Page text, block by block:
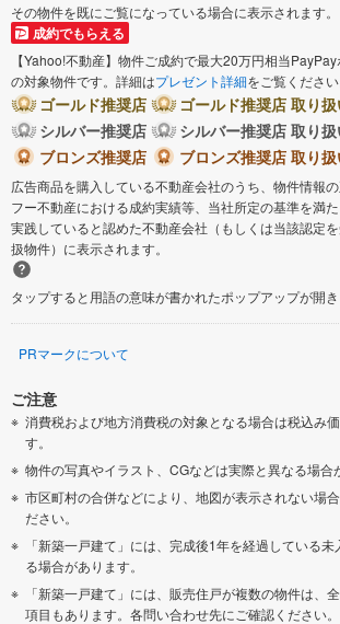
その物件を既にご覧になっている場合に表示されます。
成約でもらえる
【Yahoo!不動産】物件ご成約で最大20万円相当
の対象物件です。詳細はプレゼント詳細をご覧ください
ゴールド推奨店
ゴールド推奨店 取り
シルバー推奨店
シルバー推奨店 取り
ブロンズ推奨店
ブロンズ推奨店 取り
広告商品を購入している不動産会社のうち、物件情報
フー不動産における成約実績等、当社所定の基準を満
実践していると認めた不動産会社（もしくは当該認定
扱物件）に表示されます。
タップすると用語の意味が書かれたポップアップが開き
PRマークについて
ご注意
消費税および地方消費税の対象となる場合は税込み
す。
物件の写真やイラスト、CGなどは実際と異なる場合
市区町村の合併などにより、地図が表示されない場
ださい。
「新築一戸建て」には、完成後1年を経過している
る場合があります。
「新築一戸建て」には、販売住戸が複数の物件は、
項目もあります。各問い合わせ先にご確認ください。